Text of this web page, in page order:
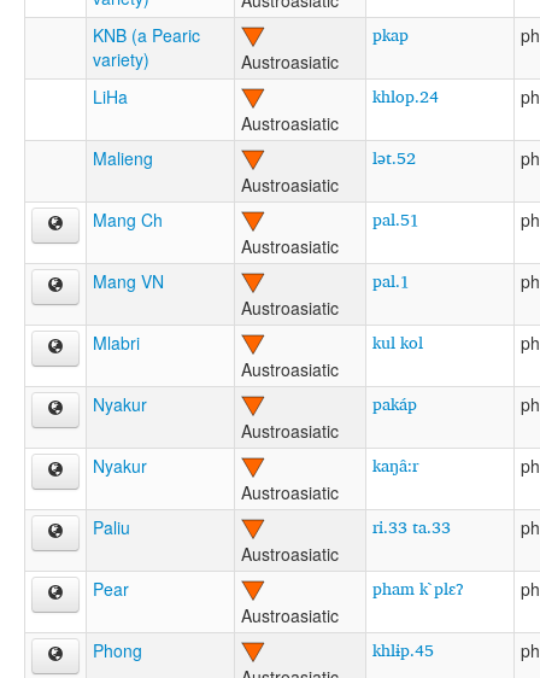
KNB (a Pearic
variety)
Austroasiatic
pkap
LiHa
Austroasiatic
khlop.24
Malieng
Austroasiatic
lət.52
Mang Ch
Austroasiatic
pal.51
Mang VN
Austroasiatic
pal.1
Mlabri
Austroasiatic
kul kol
Nyakur
Austroasiatic
pakáp
Nyakur
Austroasiatic
kaŋâ:r
Paliu
Austroasiatic
ri.33 ta.33
Pear
Austroasiatic
pham k`plɛʔ
Phong
khlɨp.45